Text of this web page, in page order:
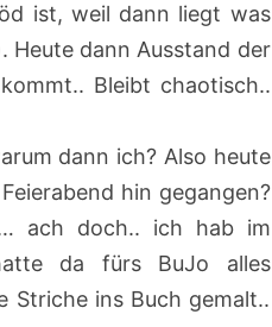
ist, weil dann liegt was
Heute dann Ausstand der
Bleibt chaotisch..
dann ich? Also heute
hin gegangen?
ach doch.. ich hab im
da fürs BuJo alles
Striche ins Buch gemalt..